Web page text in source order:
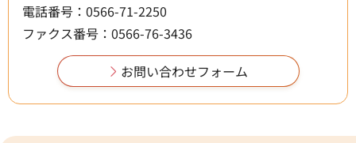
電話番号：0566-71-2250
ファクス番号：0566-76-3436